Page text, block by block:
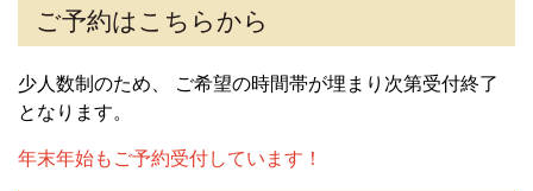
ご予約はこちらから
少人数制のため、 ご希望の時間帯が埋まり次第受付終了
となります。
年末年始もご予約受付しています！